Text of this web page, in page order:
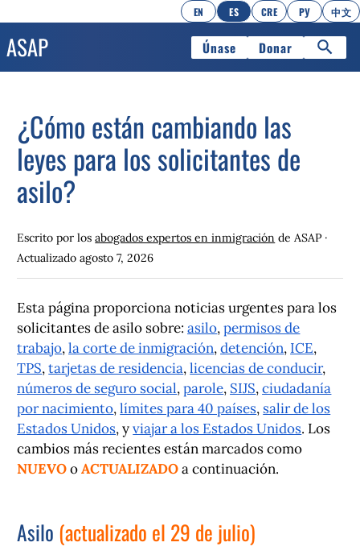
EN ES CRE РУ 中文
Únase Donar
¿Cómo están cambiando las
leyes para los solicitantes de
asilo?
Escrito por losabogados expertos en inmigración de ASAP ·
Actualizadoagosto 7, 2026
Esta página proporciona noticias urgentes para los
solicitantes de asilo sobre:asilo,permisos de
trabajo,la corte de inmigración,detención, ICE,
TPS,tarjetas de residencia,licencias de conducir,
números de seguro social,parole, SIJS,ciudadanía
por nacimiento,límites para 40 países, salir de los
Estados Unidos, yviajar a los Estados Unidos. Los
cambios más recientes están marcados como
NUEVOoACTUALIZADOa continuación.
Asilo (actualizado el 29 de julio)